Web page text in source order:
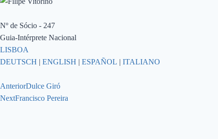
Nº de Sócio - 247
Guia-Intérprete Nacional
LISBOA
DEUTSCH | ENGLISH | ESPAÑOL | ITALIANO
AnteriorDulce Giró
NextFrancisco Pereira